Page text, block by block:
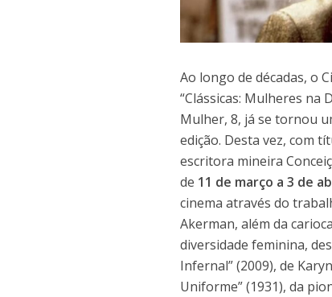
Ao longo de décadas, o
“Clássicas: Mulheres na
Mulher, 8, já se tornou
edição. Desta vez, com
escritora mineira
de 11 de março a 3 de
cinema através do
Akerman, além da
diversidade feminina,
Infernal” (2009), de
Uniforme” (1931), da